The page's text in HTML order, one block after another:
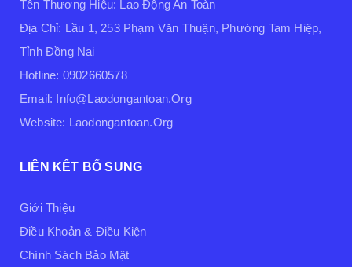
Tên Thương Hiệu: Lao Động An Toàn
Địa Chỉ: Lầu 1, 253 Phạm Văn Thuận, Phường Tam Hiệp,
Tỉnh Đồng Nai
Hotline: 0902660578
Email: Info@laodongantoan.org
Website: Laodongantoan.org
LIÊN KẾT BỔ SUNG
Giới Thiệu
Điều Khoản & Điều Kiện
Chính Sách Bảo Mật